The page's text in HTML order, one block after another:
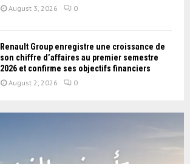
August 3, 2026 0
Renault Group enregistre une croissance de
son chiffre d’affaires au premier semestre
2026 et confirme ses objectifs financiers
August 2, 2026 0